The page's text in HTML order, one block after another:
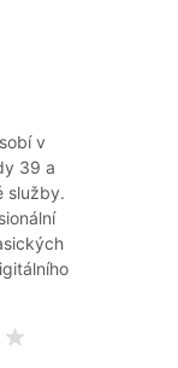
v
39 a
služby.